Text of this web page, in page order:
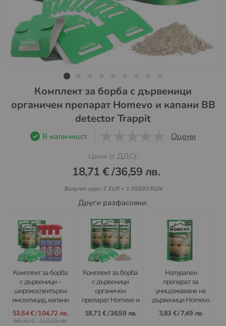
Преминете
към
началото
галерия
Комплект за борба с дървеници
органичен препарат Homevo и капани BB
detector Trappit
В наличност Оцени
Цена (с ДДС):
18,71 €/36,59 лв.
Валутен курс: 1 EUR = 1.95583 BGN
Други разфасовки:
Комплект за борба
с дървеници –
широкоспектърен
инсектицид, капани
и органичен
препарат
53,54 €/104,72 лв.
56,32 €/110,15 лв.
Комплект за борба
с дървеници
органичен
препарат Homevo и
капани BB detector
Trappit
18,71 €/36,59 лв.
Натурален
препарат за
унищожаване на
дървеници Homevo
50 gr
3,83 €/7,49 лв.